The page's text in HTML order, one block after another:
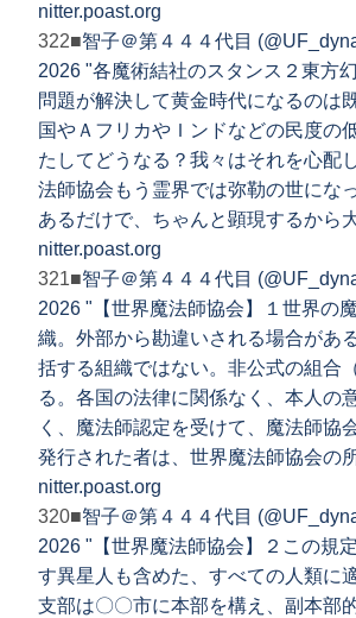
nitter.poast.org
322■智子＠第４４４代目
2026 "各魔術結社のスタンス２東方
問題が解決して黄金時代になるのは
国やＡフリカやＩンドなどの民度の
たしてどうなる？我々はそれを心配
法師協会もう霊界では弥勒の世にな
あるだけで、ちゃんと顕現するから
nitter.poast.org
321■智子＠第４４４代目
2026 "【世界魔法師協会】１世界の
織。外部から勘違いされる場合があ
括する組織ではない。非公式の組合
る。各国の法律に関係なく、本人の
く、魔法師認定を受けて、魔法師協
発行された者は、世界魔法師協会の
nitter.poast.org
320■智子＠第４４４代目
2026 "【世界魔法師協会】２この規
す異星人も含めた、すべての人類に
支部は〇〇市に本部を構え、副本部